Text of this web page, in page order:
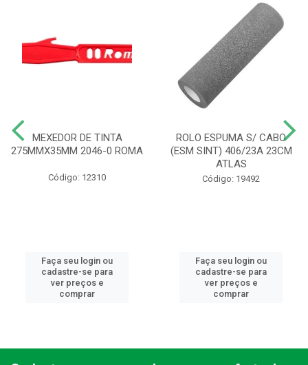
MEXEDOR DE TINTA
275MMX35MM 2046-0 ROMA
Código: 12310
Faça seu login ou
cadastre-se para
ver preços e
comprar
ROLO ESPUMA S/ CABO
(ESM SINT) 406/23A 23CM
ATLAS
Código: 19492
Faça seu login ou
cadastre-se para
ver preços e
comprar